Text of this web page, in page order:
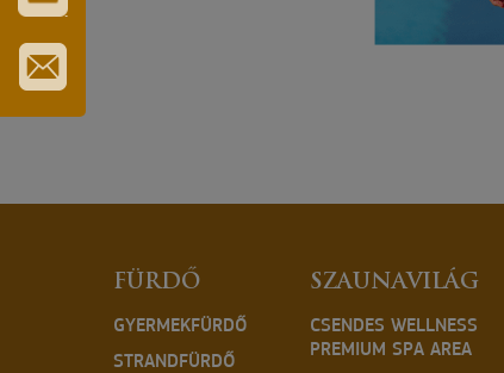
ÉS
TURISZTIKAI
KÁRTYA
FÜRDŐ
GYERMEKFÜRDŐ
STRANDFÜRDŐ
SZAUNAVILÁG
CSENDES WELLNESS
PREMIUM SPA AREA